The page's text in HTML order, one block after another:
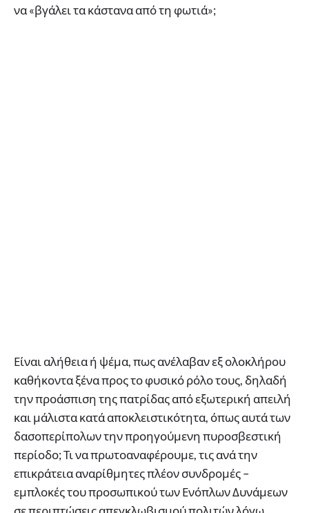
να «βγάλει τα κάστανα από τη φωτιά»;
Είναι αλήθεια ή ψέμα, πως ανέλαβαν εξ ολοκλήρου
καθήκοντα ξένα προς το φυσικό ρόλο τους, δηλαδή
την προάσπιση της πατρίδας από εξωτερική απειλή
και μάλιστα κατά αποκλειστικότητα, όπως αυτά των
δασοπερίπολων την προηγούμενη πυροσβεστική
περίοδο; Τι να πρωτοαναφέρουμε, τις ανά την
επικράτεια αναρίθμητες πλέον συνδρομές –
εμπλοκές του προσωπικού των Ενόπλων Δυνάμεων